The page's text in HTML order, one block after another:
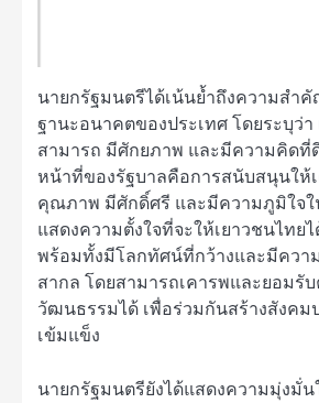
นายกรัฐมนตรีได้เน้นย้ำถึงความสำ
ฐานะอนาคตของประเทศ โดยระบุว่า
สามารถ มีศักยภาพ และมีความคิดที่
หน้าที่ของรัฐบาลคือการสนับสนุนให้เ
คุณภาพ มีศักดิ์ศรี และมีความภูมิใจใ
แสดงความตั้งใจที่จะให้เยาวชนไทย
พร้อมทั้งมีโลกทัศน์ที่กว้างและมีควา
สากล โดยสามารถเคารพและยอมรั
วัฒนธรรมได้ เพื่อร่วมกันสร้างสังคม
เข้มแข็ง
นายกรัฐมนตรียังได้แสดงความมุ่งมั่น